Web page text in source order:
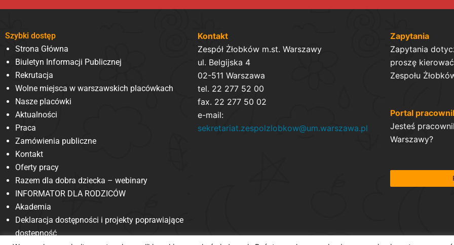
Szybki dostęp
Strona Główna
Biuletyn Informacji Publicznej
Rekrutacja
Wolne miejsca w warszawskich placówkach
Nasze placówki
Aktualności
Praca
Zamówienia publiczne
Kontakt
Oferty pracy
Razem dla dobra dziecka – webinary
INFORMATOR DLA RODZICÓW
Akademia
Deklaracja dostępności i projekty poprawiające
dostępność
Kontakt
Zespół Żłobków m.st. Warszawy
ul. Belgijska 4
02-511 Warszawa
tel. 22 277 52 00
fax. 22 277 50 02
e-mail:
sekretariat.zespolzlobkow@um.warszawa.pl
Zapytania
Zapytania
proszę
Zespołu
Portal
Jesteś
Warszawy?